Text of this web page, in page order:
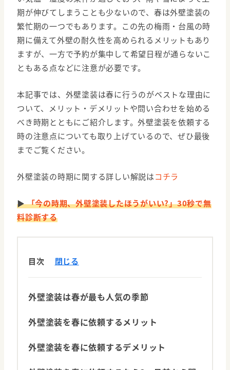
期が伸びてしまうことも少ないので、春は外壁塗装の
繁忙期の一つでもあります。この先の梅雨・台風の時
期に備えて外壁の耐久性を高められるメリットもあり
ますが、一方で予約が集中して希望日程が通らないこ
ともある点などに注意が必要です。
本記事では、外壁塗装は春に行うのがベストな理由に
ついて、メリット・デメリットや問い合わせを始める
べき時期とともにご紹介します。外壁塗装を依頼する
時の注意点についても取り上げているので、ぜひ最後
までご覧ください。
外壁塗装の時期に関する詳しい解説はコチラ
▶「今の時期、外壁塗装したほうがいい?」30秒で無
料診断する
目次 閉じる
外壁塗装は春が最も人気の季節
外壁塗装を春に依頼するメリット
外壁塗装を春に依頼するデメリット